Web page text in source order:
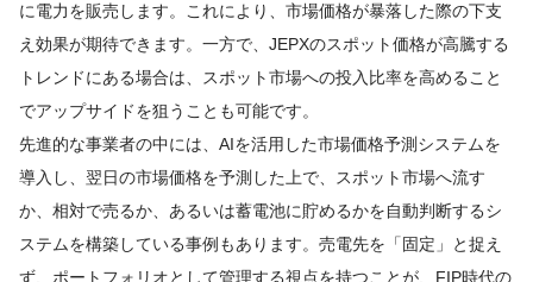
に電力を販売します。これにより、市場価格が暴落した際の下支
え効果が期待できます。一方で、JEPXのスポット価格が高騰する
トレンドにある場合は、スポット市場への投入比率を高めること
でアップサイドを狙うことも可能です。
先進的な事業者の中には、AIを活用した市場価格予測システムを
導入し、翌日の市場価格を予測した上で、スポット市場へ流す
か、相対で売るか、あるいは蓄電池に貯めるかを自動判断するシ
ステムを構築している事例もあります。売電先を「固定」と捉え
ず、ポートフォリオとして管理する視点を持つことが、FIP時代の